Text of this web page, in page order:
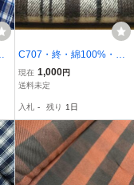
C707・終・綿100%・カ
ーキーグリーン系4m・チ
ェック・ネル・表起毛・
ト・ワンピース・子供服
現在 1,000円
送料未定
入札 - 残り 1日